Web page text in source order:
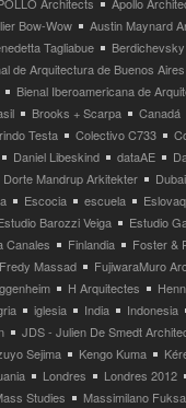
Bow-Wow
Austin Maynard
Tagliabue
de Arquitectura de Buenos Aires
Bienal Iberoamericana de
Brooks + Scarpa
Canadá
Testa Colectivo C733
Daniel Libeskind dataAE
Dorte Mandrup Arkitekter
Dubai
Escocia escuela
Barozzi Veiga
Estudio
Canales Finlandia
Foster &
Fredy Massad
FujiwaraMuro
H Arquitectes
iglesia India
Indonesia
JDS - Julien De Smedt
Sejima Kengo Kuma
Londres
Londres 2012
Studies
Massimilano